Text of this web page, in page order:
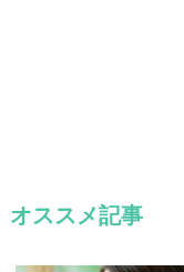
オススメ記事